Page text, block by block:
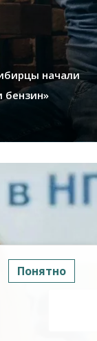
начали
бензин»
Понятно